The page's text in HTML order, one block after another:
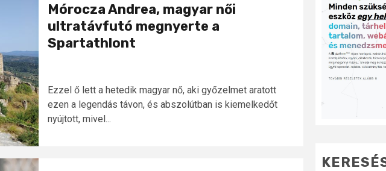
Mórocza Andrea, magyar női
ultratávfutó megnyerte a
Spartathlont
Ezzel ő lett a hetedik magyar nő, aki győzelmet aratott
ezen a legendás távon, és abszolútban is kiemelkedőt
nyújtott, mivel...